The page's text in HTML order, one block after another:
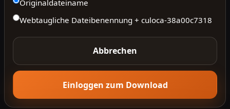
Originaldateiname
Webtaugliche Dateibenennung + culoca-38a00c7318
Abbrechen
Einloggen zum Download